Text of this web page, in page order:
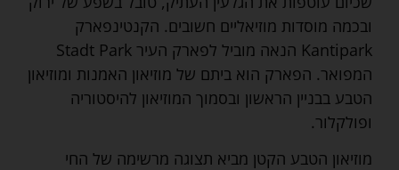
ובכמה מוסדות מוזיאליים חשובים. הקנטינפארק
Kantipark הנאה מוביל לפארק העיר Stadt Park
המפואר. הפארק הוא ביתם של מוזיאון האמנות ומוזיאון
הטבע בבניין הראשון ובסמוך המוזיאון להיסטוריה
ופולקלור.
מוזיאון הטבע הקטן מביא תצוגה מרשימה של החי